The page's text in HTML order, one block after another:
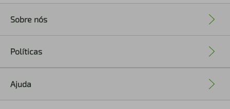
Sobre nós
Políticas
Ajuda